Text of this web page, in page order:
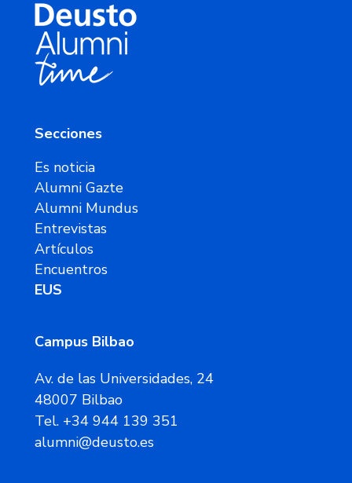
Secciones
Es noticia
Alumni Gazte
Alumni Mundus
Entrevistas
Artículos
Encuentros
EUS
Campus Bilbao
Av. de las Universidades, 24
48007 Bilbao
Tel. +34 944 139 351
alumni@deusto.es